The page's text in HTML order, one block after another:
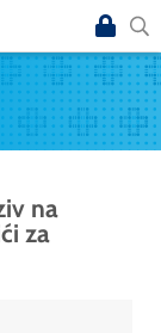
na
za